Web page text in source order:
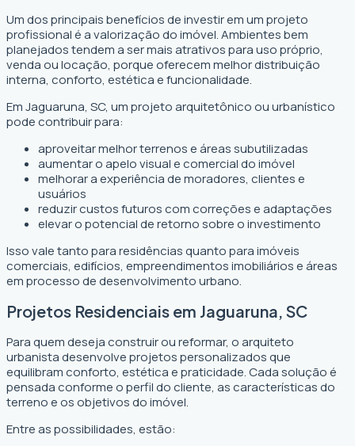
Um dos principais benefícios de investir em um projeto
profissional é a valorização do imóvel. Ambientes bem
planejados tendem a ser mais atrativos para uso próprio,
venda ou locação, porque oferecem melhor distribuição
interna, conforto, estética e funcionalidade.
Em Jaguaruna, SC, um projeto arquitetônico ou urbanístico
pode contribuir para:
aproveitar melhor terrenos e áreas subutilizadas
aumentar o apelo visual e comercial do imóvel
melhorar a experiência de moradores, clientes e
usuários
reduzir custos futuros com correções e adaptações
elevar o potencial de retorno sobre o investimento
Isso vale tanto para residências quanto para imóveis
comerciais, edifícios, empreendimentos imobiliários e áreas
em processo de desenvolvimento urbano.
Projetos Residenciais em Jaguaruna, SC
Para quem deseja construir ou reformar, o arquiteto
urbanista desenvolve projetos personalizados que
equilibram conforto, estética e praticidade. Cada solução é
pensada conforme o perfil do cliente, as características do
terreno e os objetivos do imóvel.
Entre as possibilidades, estão: